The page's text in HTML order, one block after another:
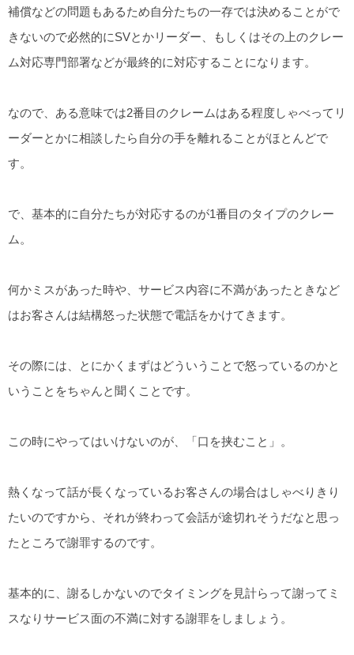
補償などの問題もあるため自分たちの一存では決めることがで
きないので必然的にSVとかリーダー、もしくはその上のクレー
ム対応専門部署などが最終的に対応することになります。
なので、ある意味では2番目のクレームはある程度しゃべってリ
ーダーとかに相談したら自分の手を離れることがほとんどで
す。
で、基本的に自分たちが対応するのが1番目のタイプのクレー
ム。
何かミスがあった時や、サービス内容に不満があったときなど
はお客さんは結構怒った状態で電話をかけてきます。
その際には、とにかくまずはどういうことで怒っているのかと
いうことをちゃんと聞くことです。
この時にやってはいけないのが、「口を挟むこと」。
熱くなって話が長くなっているお客さんの場合はしゃべりきり
たいのですから、それが終わって会話が途切れそうだなと思っ
たところで謝罪するのです。
基本的に、謝るしかないのでタイミングを見計らって謝ってミ
スなりサービス面の不満に対する謝罪をしましょう。